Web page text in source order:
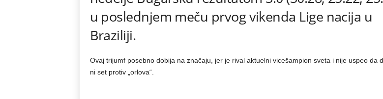
i
u poslednjem meču prvog vikenda Lige nacija u
Braziliji.
Ovaj trijumf posebno dobija na značaju, jer je rival aktuelni vicešampion sveta i nije uspeo da
ni set protiv „orlova“.